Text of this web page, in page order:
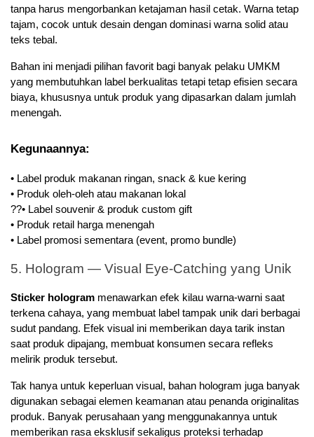
tanpa harus mengorbankan ketajaman hasil cetak. Warna tetap
tajam, cocok untuk desain dengan dominasi warna solid atau
teks tebal.
Bahan ini menjadi pilihan favorit bagi banyak pelaku UMKM
yang membutuhkan label berkualitas tetapi tetap efisien secara
biaya, khususnya untuk produk yang dipasarkan dalam jumlah
menengah.
Kegunaannya:
• Label produk makanan ringan, snack & kue kering
• Produk oleh-oleh atau makanan lokal
??• Label souvenir & produk custom gift
• Produk retail harga menengah
• Label promosi sementara (event, promo bundle)
5. Hologram — Visual Eye-Catching yang Unik
Sticker hologram menawarkan efek kilau warna-warni saat
terkena cahaya, yang membuat label tampak unik dari berbagai
sudut pandang. Efek visual ini memberikan daya tarik instan
saat produk dipajang, membuat konsumen secara refleks
melirik produk tersebut.
Tak hanya untuk keperluan visual, bahan hologram juga banyak
digunakan sebagai elemen keamanan atau penanda originalitas
produk. Banyak perusahaan yang menggunakannya untuk
memberikan rasa eksklusif sekaligus proteksi terhadap